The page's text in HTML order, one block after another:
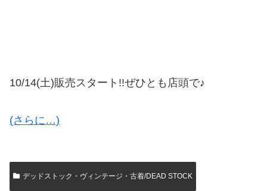
10/14(土)販売スタート!!ぜひとも店頭で♪
(さらに…)
デッドストック・ヴィンテージ・古着/DEAD STOCK